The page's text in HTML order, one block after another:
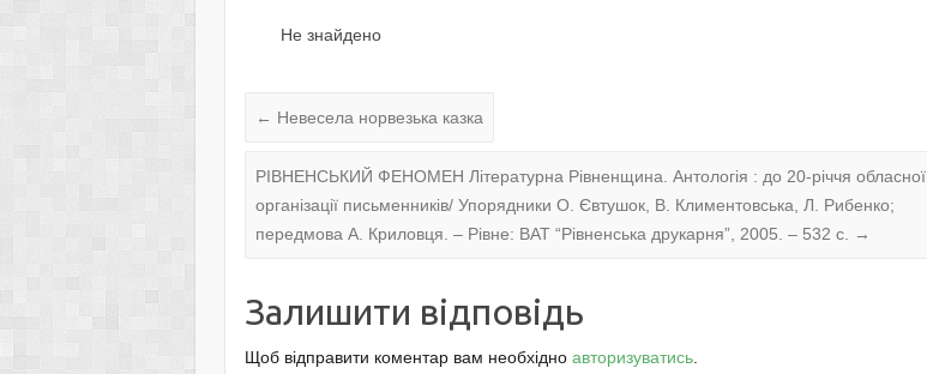
Не знайдено
← Невесела норвезька казка
РІВНЕНСЬКИЙ ФЕНОМЕН Літературна Рівненщина. Антологія : до 20-річчя обласної
організації письменників/ Упорядники О. Євтушок, В. Климентовська, Л. Рибенко;
передмова А. Криловця. – Рівне: ВАТ “Рівненська друкарня”, 2005. – 532 с.
→
Залишити відповідь
Щоб відправити коментар вам необхідноавторизуватись